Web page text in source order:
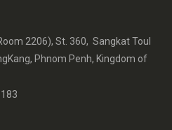
2206), St. 360, Sangkat Toul
Phnom Penh, Kingdom of